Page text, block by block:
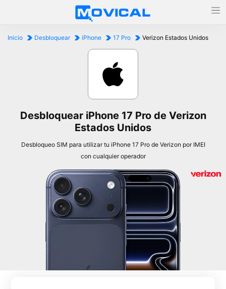
Inicio Desbloquear iPhone 17 Pro Verizon Estados Unidos
Desbloquear iPhone 17 Pro de Verizon
Estados Unidos
Desbloqueo SIM para utilizar tu iPhone 17 Pro de Verizon por IMEI
con cualquier operador